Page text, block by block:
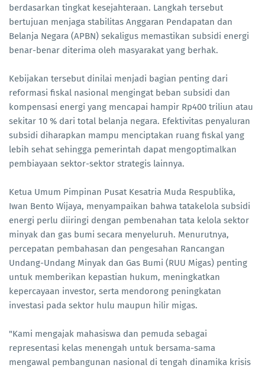
berdasarkan tingkat kesejahteraan. Langkah tersebut
bertujuan menjaga stabilitas Anggaran Pendapatan dan
Belanja Negara (APBN) sekaligus memastikan subsidi energi
benar-benar diterima oleh masyarakat yang berhak.
Kebijakan tersebut dinilai menjadi bagian penting dari
reformasi fiskal nasional mengingat beban subsidi dan
kompensasi energi yang mencapai hampir Rp400 triliun atau
sekitar 10 % dari total belanja negara. Efektivitas penyaluran
subsidi diharapkan mampu menciptakan ruang fiskal yang
lebih sehat sehingga pemerintah dapat mengoptimalkan
pembiayaan sektor-sektor strategis lainnya.
Ketua Umum Pimpinan Pusat Kesatria Muda Respublika,
Iwan Bento Wijaya, menyampaikan bahwa tatakelola subsidi
energi perlu diiringi dengan pembenahan tata kelola sektor
minyak dan gas bumi secara menyeluruh. Menurutnya,
percepatan pembahasan dan pengesahan Rancangan
Undang-Undang Minyak dan Gas Bumi (RUU Migas) penting
untuk memberikan kepastian hukum, meningkatkan
kepercayaan investor, serta mendorong peningkatan
investasi pada sektor hulu maupun hilir migas.
"Kami mengajak mahasiswa dan pemuda sebagai
representasi kelas menengah untuk bersama-sama
mengawal pembangunan nasional di tengah dinamika krisis